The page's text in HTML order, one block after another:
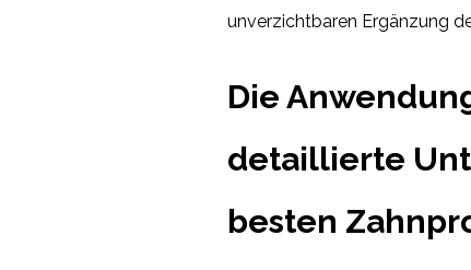
unverzichtbaren Ergänzung
Die
detaillierte
besten